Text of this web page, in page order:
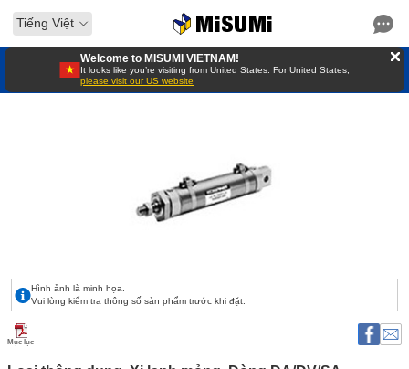
Tiếng Việt
Welcome to MISUMI VIETNAM!
It looks like you’re visiting from United States. For United States,
please visit our US website
Hình ảnh là minh họa.
Vui lòng kiểm tra thông số sản phẩm trước khi đặt.
Mục lục